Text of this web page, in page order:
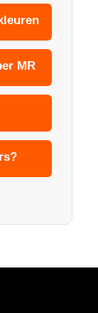
MR